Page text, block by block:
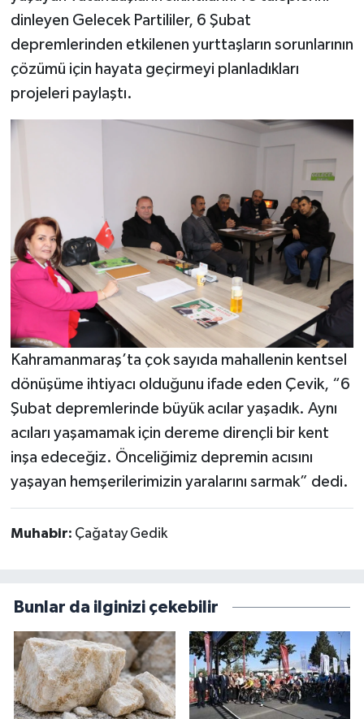
dinleyen Gelecek Partililer, 6 Şubat
depremlerinden etkilenen yurttaşların sorunlarının
çözümü için hayata geçirmeyi planladıkları
projeleri paylaştı.
Kahramanmaraş’ta çok sayıda mahallenin kentsel
dönüşüme ihtiyacı olduğunu ifade eden Çevik, “6
Şubat depremlerinde büyük acılar yaşadık. Aynı
acıları yaşamamak için dereme dirençli bir kent
inşa edeceğiz. Önceliğimiz depremin acısını
yaşayan hemşerilerimizin yaralarını sarmak” dedi.
Muhabir: Çağatay Gedik
Bunlar da ilginizi çekebilir